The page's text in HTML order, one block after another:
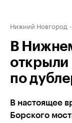
Нижний Новгород
В
открыли
по
В настоящее
Борского